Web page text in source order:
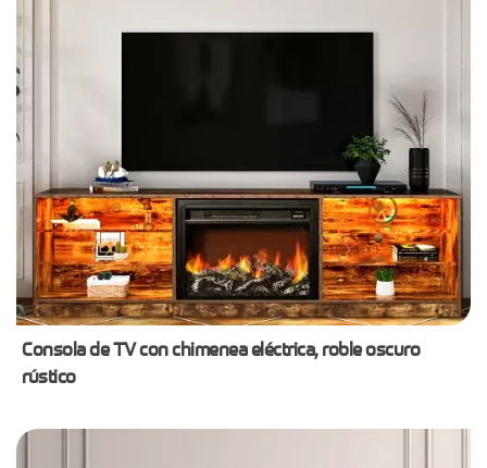
Consola de TV con chimenea eléctrica, roble oscuro
rústico